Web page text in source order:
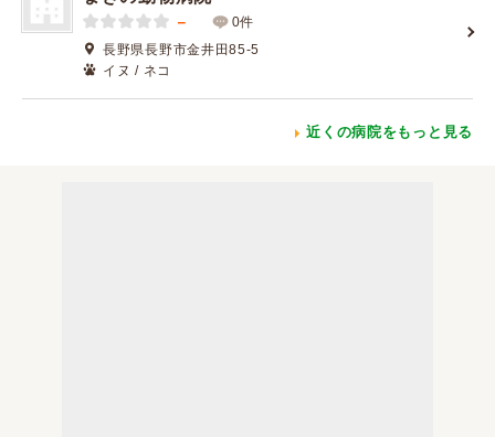
－
0件
長野県長野市金井田85-5
イヌ / ネコ
近くの病院をもっと見る